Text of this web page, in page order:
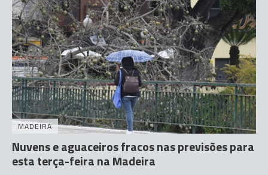
MADEIRA
Nuvens e aguaceiros fracos nas previsões para
esta terça-feira na Madeira